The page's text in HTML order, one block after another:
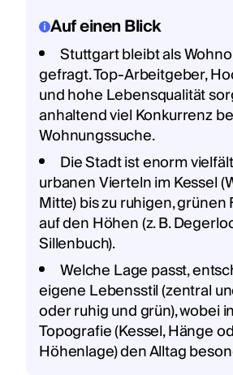
Auf einen Blick
Stuttgart bleibt als
gefragt. Top-Arbeitgeber,
und hohe Lebensqualität
anhaltend viel Konkurrenz
Wohnungssuche.
Die Stadt ist enorm
urbanen Vierteln im Kessel
Mitte) bis zu ruhigen,
auf den Höhen (z. B.
Sillenbuch).
Welche Lage passt,
eigene Lebensstil (zentral
oder ruhig und grün), wobei
Topografie (Kessel, Hänge
Höhenlage) den Alltag